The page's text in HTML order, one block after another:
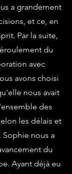
a grandement
et ce, en
Par la suite,
du
avec
avons choisi
nous avait
des
les délais et
nous a
du
Ayant déjà eu